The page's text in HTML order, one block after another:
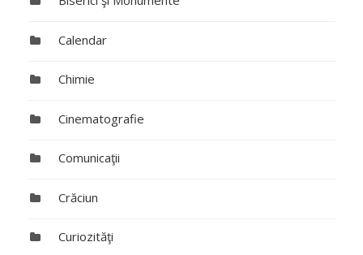
Calendar
Chimie
Cinematografie
Comunicaţii
Crăciun
Curiozităţi